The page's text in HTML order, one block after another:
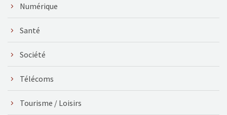
Numérique
Santé
Société
Télécoms
Tourisme / Loisirs